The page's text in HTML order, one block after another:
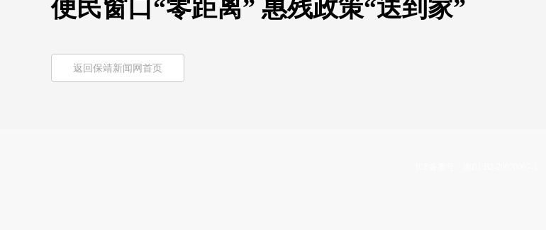
便民窗口“零距离” 惠残政策“送到家”
返回保靖新闻网首页